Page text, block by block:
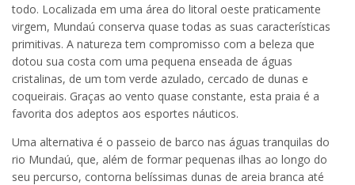
todo. Localizada em uma área do litoral oeste praticamente
virgem, Mundaú conserva quase todas as suas características
primitivas. A natureza tem compromisso com a beleza que
dotou sua costa com uma pequena enseada de águas
cristalinas, de um tom verde azulado, cercado de dunas e
coqueirais. Graças ao vento quase constante, esta praia é a
favorita dos adeptos aos esportes náuticos.
Uma alternativa é o passeio de barco nas águas tranquilas do
rio Mundaú, que, além de formar pequenas ilhas ao longo do
seu percurso, contorna belíssimas dunas de areia branca até